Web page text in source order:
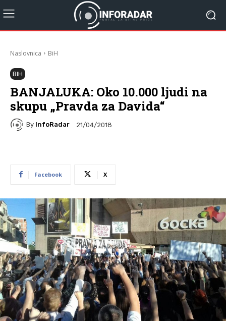
Naslovnica BiH
BIH
BANJALUKA: Oko 10.000 ljudi na
skupu „Pravda za Davida“
By InfoRadar 21/04/2018
Facebook X